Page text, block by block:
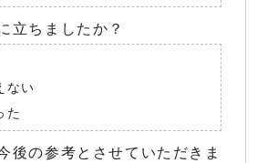
立ちましたか？
ない
た
後の参考とさせていただきま